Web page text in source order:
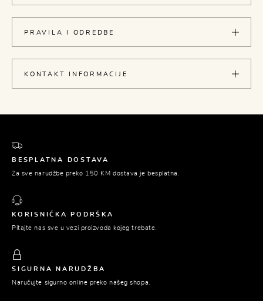
PRAVILA I ODREDBE
KONTAKT INFORMACIJE
BESPLATNA DOSTAVA
Za sve narudžbe preko 150 KM dostava je besplatna.
KORISNIČKA PODRŠKA
Pitajte nas sve u vezi proizvoda kojeg trebate.
SIGURNA NARUDŽBA
Naručujte sigurno online preko našeg shopa.